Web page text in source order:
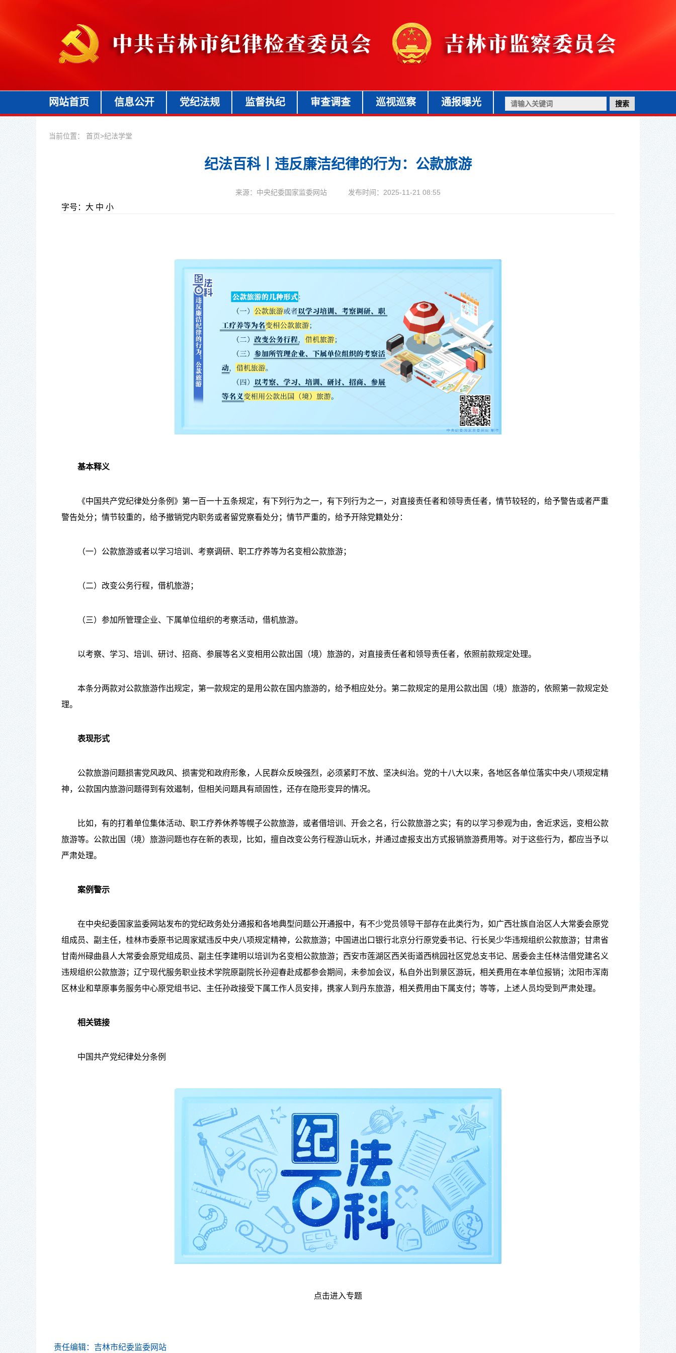
网站首页 信息公开 党纪法规 监督执纪 审查调查 巡视巡察 通报曝光
当前位置： 首页>纪法学堂
纪法百科丨违反廉洁纪律的行为：公款旅游
来源：中央纪委国家监委网站 发布时间：2025-11-21 08:55
字号： 大 中 小
基本释义
《中国共产党纪律处分条例》第一百一十五条规定，有下列行为之一，有下列行为之一，对直接责任者和领导责任者，情节较轻的，给予警告或者严重
警告处分；情节较重的，给予撤销党内职务或者留党察看处分；情节严重的，给予开除党籍处分：
（一）公款旅游或者以学习培训、考察调研、职工疗养等为名变相公款旅游；
（二）改变公务行程，借机旅游；
（三）参加所管理企业、下属单位组织的考察活动，借机旅游。
以考察、学习、培训、研讨、招商、参展等名义变相用公款出国（境）旅游的，对直接责任者和领导责任者，依照前款规定处理。
本条分两款对公款旅游作出规定，第一款规定的是用公款在国内旅游的，给予相应处分。第二款规定的是用公款出国（境）旅游的，依照第一款规定处
理。
表现形式
公款旅游问题损害党风政风、损害党和政府形象，人民群众反映强烈，必须紧盯不放、坚决纠治。党的十八大以来，各地区各单位落实中央八项规定精
神，公款国内旅游问题得到有效遏制，但相关问题具有顽固性，还存在隐形变异的情况。
比如，有的打着单位集体活动、职工疗养休养等幌子公款旅游，或者借培训、开会之名，行公款旅游之实；有的以学习参观为由，舍近求远，变相公款
旅游等。公款出国（境）旅游问题也存在新的表现，比如，擅自改变公务行程游山玩水，并通过虚报支出方式报销旅游费用等。对于这些行为，都应当予以
严肃处理。
案例警示
在中央纪委国家监委网站发布的党纪政务处分通报和各地典型问题公开通报中，有不少党员领导干部存在此类行为，如广西壮族自治区人大常委会原党
组成员、副主任，桂林市委原书记周家斌违反中央八项规定精神，公款旅游；中国进出口银行北京分行原党委书记、行长吴少华违规组织公款旅游；甘肃省
甘南州碌曲县人大常委会原党组成员、副主任李建明以培训为名变相公款旅游；西安市莲湖区西关街道西桃园社区党总支书记、居委会主任林洁借党建名义
违规组织公款旅游；辽宁现代服务职业技术学院原副院长孙迎春赴成都参会期间，未参加会议，私自外出到景区游玩，相关费用在本单位报销；沈阳市浑南
区林业和草原事务服务中心原党组书记、主任孙政接受下属工作人员安排，携家人到丹东旅游，相关费用由下属支付；等等，上述人员均受到严肃处理。
相关链接
中国共产党纪律处分条例
点击进入专题
责任编辑：吉林市纪委监委网站